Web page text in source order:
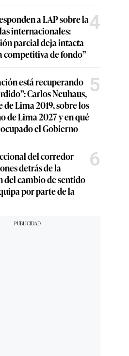
a LAP sobre la
internacionales:
parcial deja intacta
competitiva de fondo”
4
está recuperando
Carlos Neuhaus,
Lima 2019, sobre los
de Lima 2027 y en qué
el Gobierno
5
del corredor
detrás de la
del cambio de sentido
por parte de la
6